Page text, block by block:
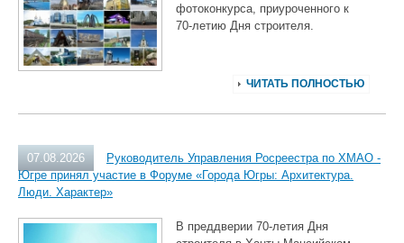
фотоконкурса, приуроченного к
70‑летию Дня строителя.
ЧИТАТЬ ПОЛНОСТЬЮ
07.08.2026
Руководитель Управления Росреестра по ХМАО -
Югре принял участие в Форуме «Города Югры: Архитектура.
Люди. Характер»
В преддверии 70‑летия Дня